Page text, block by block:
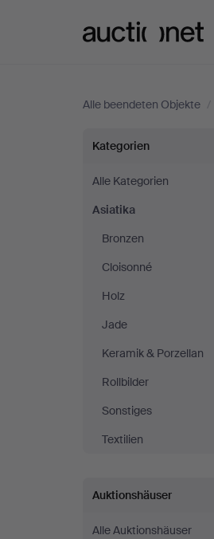
Alle beendeten Objekte /
Asiatika
bei
Uppsala
Kategorien
Alle Kategorien
Asiatika
Bronzen
Cloisonné
Holz
Jade
Keramik & Porzellan
Rollbilder
Sonstiges
Textilien
Auktionshäuser
Alle Auktionshäuser